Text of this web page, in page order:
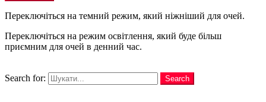
Переключіться на темний режим, який ніжніший для очей.
Переключіться на режим освітлення, який буде більш
приємним для очей в денний час.
Search for:
Search